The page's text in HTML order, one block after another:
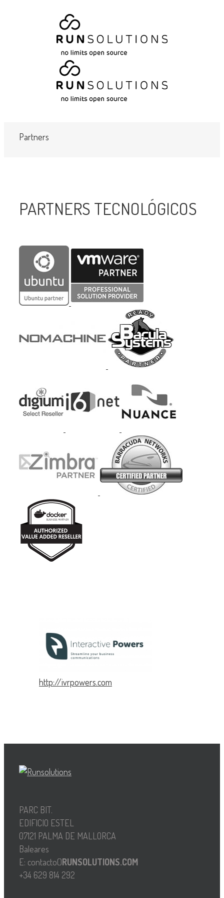
Partners
PARTNERS TECNOLÓGICOS
http://ivrpowers.com
PARC BIT.
EDIFICIO ESTEL
07121 PALMA DE MALLORCA
Baleares
E: contacto()RUNSOLUTIONS.COM
+34 629 814 292